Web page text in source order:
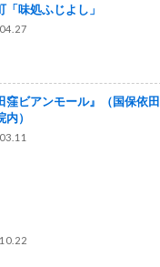
「味処ふじよし」
窪ビアンモール』（国保依田
）